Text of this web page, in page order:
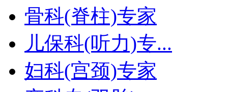
骨科(脊柱)专家
儿保科(听力)专...
妇科(宫颈)专家